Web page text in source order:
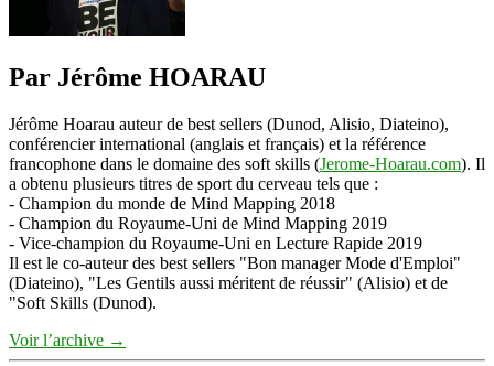
Par Jérôme HOARAU
Jérôme Hoarau auteur de best sellers (Dunod, Alisio, Diateino),
conférencier international (anglais et français) et la référence
francophone dans le domaine des soft skills (Jerome-Hoarau.com). Il
a obtenu plusieurs titres de sport du cerveau tels que :
- Champion du monde de Mind Mapping 2018
- Champion du Royaume-Uni de Mind Mapping 2019
- Vice-champion du Royaume-Uni en Lecture Rapide 2019
Il est le co-auteur des best sellers "Bon manager Mode d'Emploi"
(Diateino), "Les Gentils aussi méritent de réussir" (Alisio) et de
"Soft Skills (Dunod).
Voir l’archive →